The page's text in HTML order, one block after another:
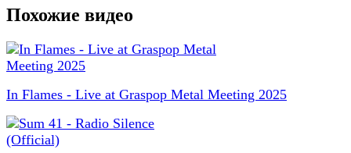
Похожие видео
In Flames - Live at Graspop Metal Meeting 2025